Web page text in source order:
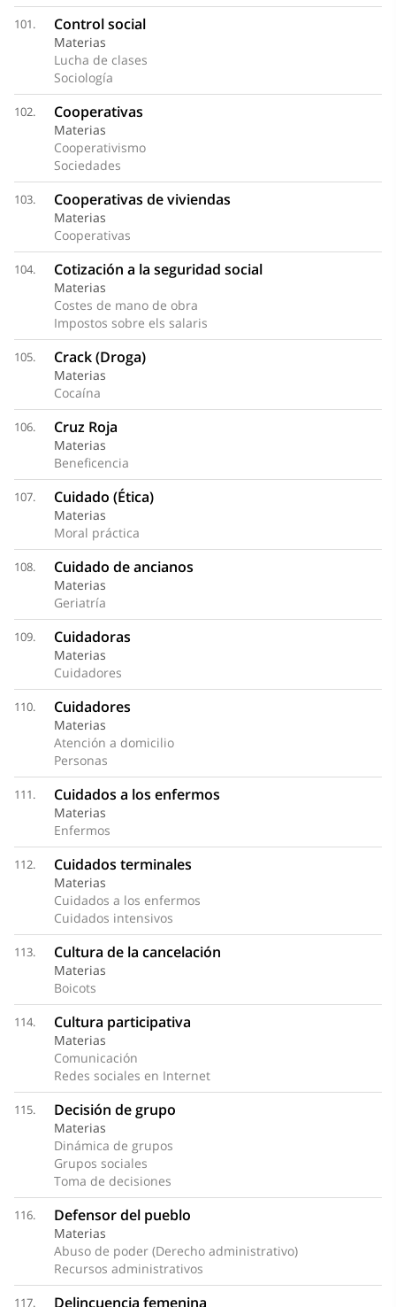
101. Control social
Materias
Lucha de clases
Sociología
102. Cooperativas
Materias
Cooperativismo
Sociedades
103. Cooperativas de viviendas
Materias
Cooperativas
104. Cotización a la seguridad social
Materias
Costes de mano de obra
Impostos sobre els salaris
105. Crack (Droga)
Materias
Cocaína
106. Cruz Roja
Materias
Beneficencia
107. Cuidado (Ética)
Materias
Moral práctica
108. Cuidado de ancianos
Materias
Geriatría
109. Cuidadoras
Materias
Cuidadores
110. Cuidadores
Materias
Atención a domicilio
Personas
111. Cuidados a los enfermos
Materias
Enfermos
112. Cuidados terminales
Materias
Cuidados a los enfermos
Cuidados intensivos
113. Cultura de la cancelación
Materias
Boicots
114. Cultura participativa
Materias
Comunicación
Redes sociales en Internet
115. Decisión de grupo
Materias
Dinámica de grupos
Grupos sociales
Toma de decisiones
116. Defensor del pueblo
Materias
Abuso de poder (Derecho administrativo)
Recursos administrativos
117. Delincuencia femenina